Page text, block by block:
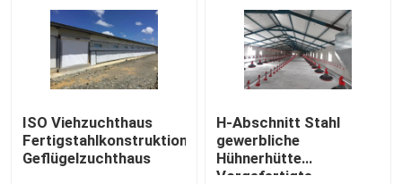
ISO Viehzuchthaus
Fertigstahlkonstruktion
Geflügelzuchthaus
H-Abschnitt Stahl
gewerbliche
Hühnerhütte
Vorgefertigte